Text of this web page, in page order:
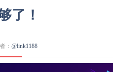
了！
： @link1188